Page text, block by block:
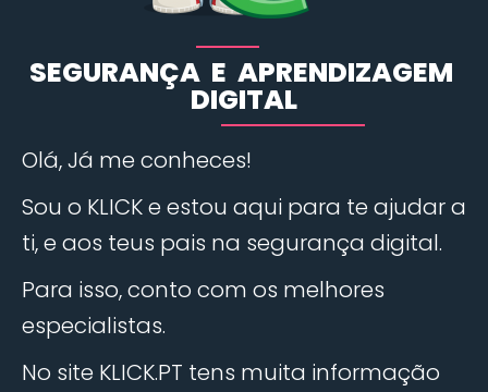
SEGURANÇA E APRENDIZAGEM
DIGITAL
Olá, Já me conheces!
Sou o KLICK e estou aqui para te ajudar a
ti, e aos teus pais na segurança digital.
Para isso, conto com os melhores
especialistas.
No site KLICK.PT tens muita informação